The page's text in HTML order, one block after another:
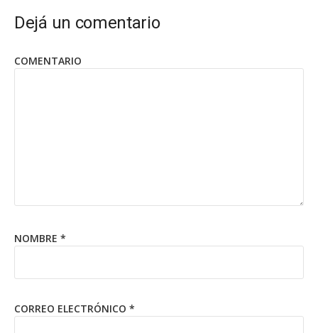
Dejá un comentario
COMENTARIO
NOMBRE *
CORREO ELECTRÓNICO *